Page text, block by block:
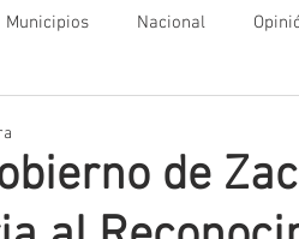
Municipios Nacional
de